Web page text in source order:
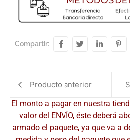
Compartir:
Producto anterior
El monto a pagar en nuestra
valor del ENVÍO, éste deberá
armado el paquete, ya que va a